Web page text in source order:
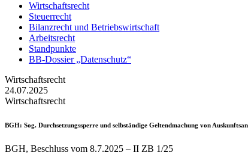
Wirtschaftsrecht
Steuerrecht
Bilanzrecht und Betriebswirtschaft
Arbeitsrecht
Standpunkte
BB-Dossier „Datenschutz“
Wirtschaftsrecht
24.07.2025
Wirtschaftsrecht
BGH: Sog. Durchsetzungssperre und selbständige Geltendmachung von
BGH, Beschluss vom 8.7.2025 – II ZB 1/25